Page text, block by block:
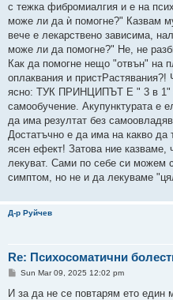
с тежка фибромиалгия и е на
може ли да ѝ помогне?" Казвам
вече е лекарствено зависима,
може ли да помогне?" Не, не
Как да помогне нещо "отвън" на
оплаквания и
ясно: ТУК ПРИНЦИПЪТ Е " 3 в 1" -
самообучение. Акупунктурата е
да има резултат без
Достатъчно е да има на какво да
ясен ефект! Затова ние
лекуват. Сами по себе си можем
симптом, но не и да лекуваме
Д-р Руйчев
Re: Психосоматични
P
s
Sun Mar 09, 2025 12:02 pm
И за да не се повтарям ето един